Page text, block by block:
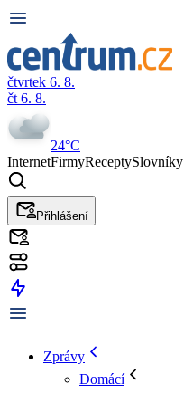
čtvrtek 6. 8.
čt 6. 8.
24°C
InternetFirmyReceptySlovníky
Přihlášení
Zprávy
Domácí